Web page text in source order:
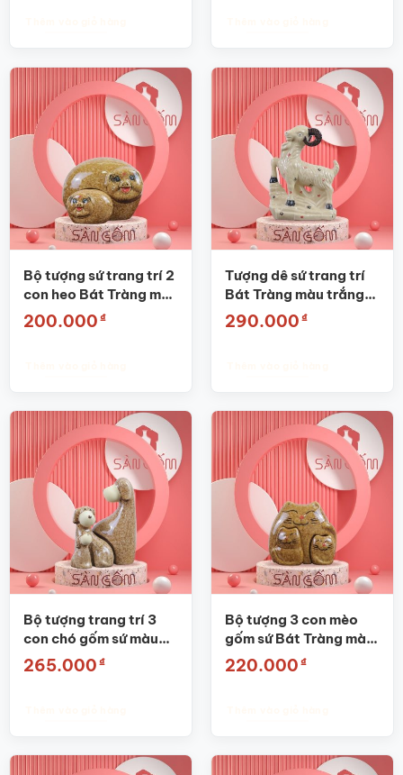
Bộ tượng sứ trang trí 2
con heo Bát Tràng màu
nâu SG-TT15
200.000 ₫
Tượng dê sứ trang trí
Bát Tràng màu trắng
ngà SG-TT22
290.000 ₫
Bộ tượng trang trí 3
con chó gốm sứ màu
nâu SG-TT25
265.000 ₫
Bộ tượng 3 con mèo
gốm sứ Bát Tràng màu
nâu SG-TT24
220.000 ₫